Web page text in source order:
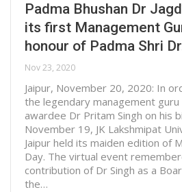
Padma Bhushan Dr
its first Management
honour of Padma Shri
Nov 23, 2020
Jaipur, November 20, 2020: In
the legendary management guru
awardee Dr Pritam Singh on his
November 19, JK Lakshmipat
Jaipur held its maiden edition of
Day. The virtual event
contribution of Dr Singh as a
the…